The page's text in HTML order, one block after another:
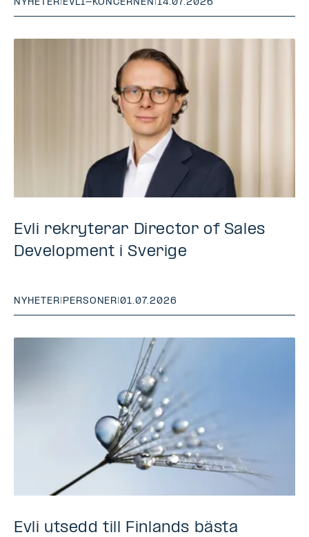
NYHETER| EVLI-KONCERNEN |14.07.2026
Evli rekryterar Director of Sales
Development i Sverige
NYHETER PERSONER |01.07.2026
Evli utsedd till Finlands bästa